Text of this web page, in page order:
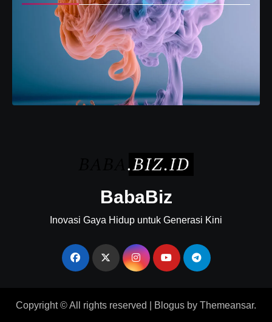
BabaBiz
Inovasi Gaya Hidup untuk Generasi Kini
Copyright © All rights reserved Blogus by Themeansar.